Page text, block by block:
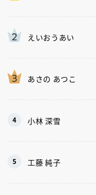
えいおうあい
あさの あつこ
小林 深雪
工藤 純子